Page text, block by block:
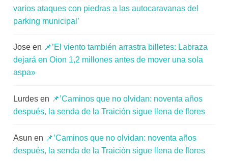
varios ataques con piedras a las autocaravanas del
parking municipal’
Jose en 📌’El viento también arrastra billetes: Labraza
dejará en Oion 1,2 millones antes de mover una sola
aspa»
Lurdes en 📌’Caminos que no olvidan: noventa años
después, la senda de la Traición sigue llena de flores
Asun en 📌’Caminos que no olvidan: noventa años
después, la senda de la Traición sigue llena de flores